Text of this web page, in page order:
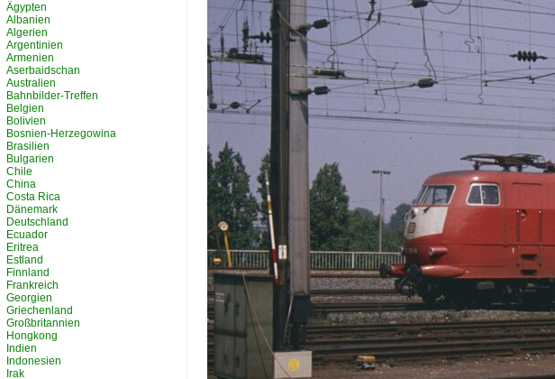
Ägypten
Albanien
Algerien
Argentinien
Armenien
Aserbaidschan
Australien
Bahnbilder-Treffen
Belgien
Bolivien
Bosnien-Herzegowina
Brasilien
Bulgarien
Chile
China
Costa Rica
Dänemark
Deutschland
Ecuador
Eritrea
Estland
Finnland
Frankreich
Georgien
Griechenland
Großbritannien
Hongkong
Indien
Indonesien
Irak